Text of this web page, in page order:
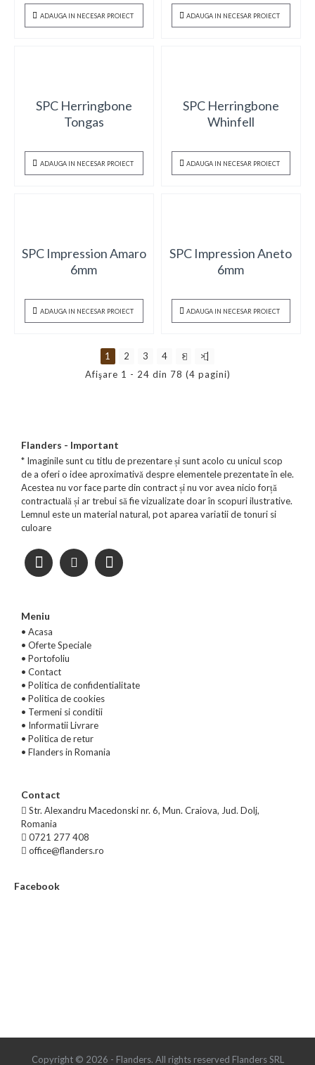
ADAUGA IN NECESAR PROIECT ADAUGA IN NECESAR PROIECT
SPC Herringbone
Tongas
ADAUGA IN NECESAR PROIECT
SPC Herringbone
Whinfell
ADAUGA IN NECESAR PROIECT
SPC Impression Amaro
6mm
ADAUGA IN NECESAR PROIECT
SPC Impression Aneto
6mm
ADAUGA IN NECESAR PROIECT
1 2 3 4 >
>|
Afişare 1 - 24 din 78 (4 pagini)
Flanders - Important
* Imaginile sunt cu titlu de prezentare și sunt acolo cu unicul scop
de a oferi o idee aproximativă despre elementele prezentate în ele.
Acestea nu vor face parte din contract și nu vor avea nicio forță
contractuală și ar trebui să fie vizualizate doar în scopuri ilustrative.
Lemnul este un material natural, pot aparea variatii de tonuri si
culoare
Meniu
• Acasa
• Oferte Speciale
• Portofoliu
• Contact
• Politica de confidentialitate
• Politica de cookies
• Termeni si conditii
• Informatii Livrare
• Politica de retur
• Flanders in Romania
Contact
Str. Alexandru Macedonski nr. 6, Mun. Craiova, Jud. Dolj,
Romania
0721 277 408
office@flanders.ro
Facebook
Copyright © 2026 - Flanders. All rights reserved Flanders SRL